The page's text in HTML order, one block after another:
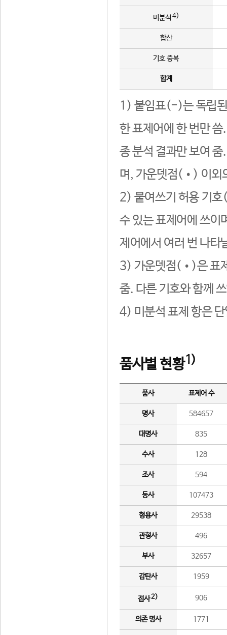
미분석 4)
합산
기호 중복
합계
1) 붙임표(-)는 독립된
한 표제어에 한 번만
종 분석 결과만 보여
며, 가운뎃점(•) 이외
2) 붙여쓰기 허용 기호
수 있는 표제어에 쓰이
제어에서 여러 번 나타
3) 가운뎃점(•)은 표
줌. 다른 기호와 함께
4) 미분석 표제 항은
품사별 현황1)
품사 표제어 수
명사 584657
대명사 835
수사 128
조사 594
동사 107473
형용사 29538
관형사 496
부사 32657
감탄사 1959
접사2) 906
의존 명사 1771